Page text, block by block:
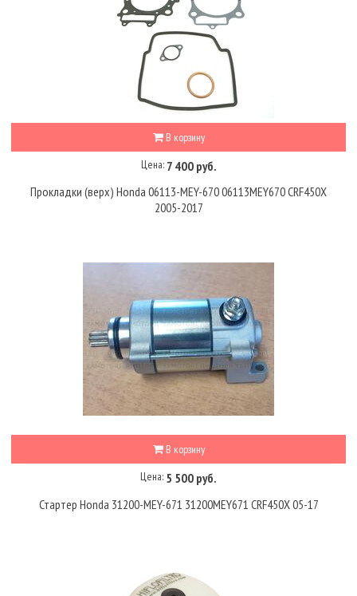
В корзину
Цена: 7 400 руб.
Прокладки (верх) Honda 06113-MEY-670 06113MEY670 CRF450X
2005-2017
В корзину
Цена: 5 500 руб.
Стартер Honda 31200-MEY-671 31200MEY671 CRF450X 05-17